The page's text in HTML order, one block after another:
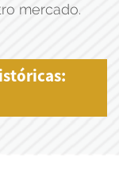
mercado.